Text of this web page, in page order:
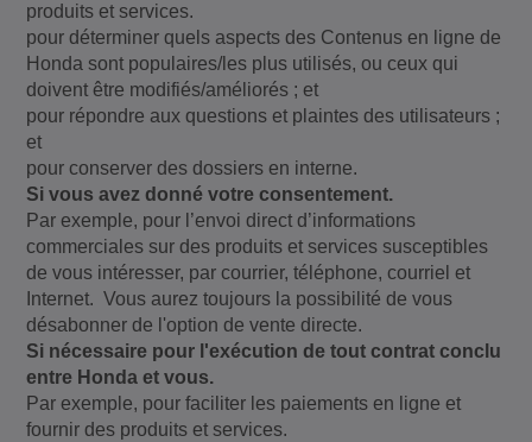
produits et services.
pour déterminer quels aspects des Contenus en ligne de
Honda sont populaires/les plus utilisés, ou ceux qui
doivent être modifiés/améliorés ; et
pour répondre aux questions et plaintes des utilisateurs ;
et
pour conserver des dossiers en interne.
Si vous avez donné votre consentement.
Par exemple, pour l’envoi direct d’informations
commerciales sur des produits et services susceptibles
de vous intéresser, par courrier, téléphone, courriel et
Internet. Vous aurez toujours la possibilité de vous
désabonner de l'option de vente directe.
Si nécessaire pour l'exécution de tout contrat conclu
entre Honda et vous.
Par exemple, pour faciliter les paiements en ligne et
fournir des produits et services.